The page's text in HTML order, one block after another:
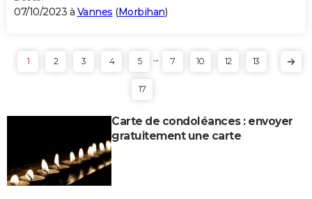
07/10/2023 à Vannes (Morbihan)
1 2 3 4 5 ... 7 10 12 13
17
Carte de condoléances : envoyer
gratuitement une carte